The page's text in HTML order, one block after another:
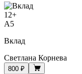
12+
A5
Вклад
Светлана Корнева
800 ₽